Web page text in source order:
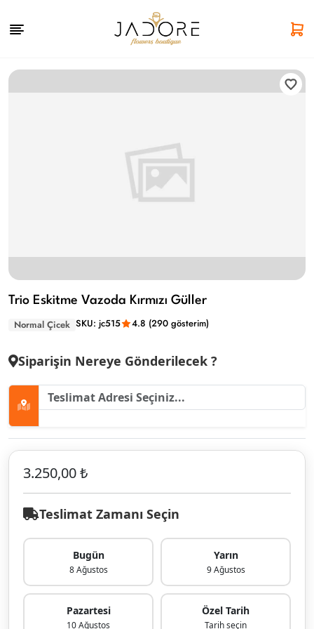
Trio Eskitme Vazoda Kırmızı Güller
Normal Çicek SKU: jc515 4.8 (290 gösterim)
Siparişin Nereye Gönderilecek ?
3.250,00 ₺
Teslimat Zamanı Seçin
Bugün
8 Ağustos
Yarın
9 Ağustos
Pazartesi
10 Ağustos
Özel Tarih
Tarih seçin